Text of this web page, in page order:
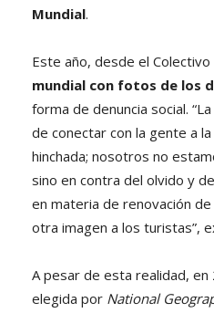
Mundial.
Este año, desde el Colectivo
mundial con fotos de los
forma de denuncia social.
de conectar con la gente a
hinchada; nosotros no
sino en contra del olvido y
en materia de renovación
otra imagen a los turistas”,
A pesar de esta realidad, en
elegida por National